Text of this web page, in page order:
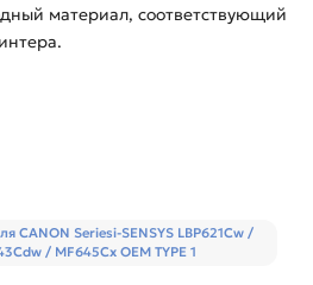
материал, соответствующий
CANON Seriesi-SENSYS LBP621Cw /
/ MF645Cx OEM TYPE 1